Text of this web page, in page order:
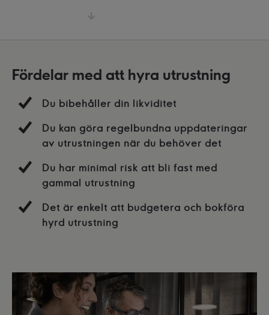
Fördelar med att hyra utrustning
Du bibehåller din likviditet
Du kan göra regelbundna uppdateringar
av utrustningen när du behöver det
Du har minimal risk att bli fast med
gammal utrustning
Det är enkelt att budgetera och bokföra
hyrd utrustning